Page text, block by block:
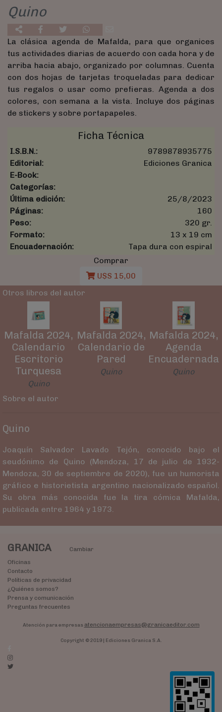
Quino
La clásica agenda de Mafalda, para que organices
tus actividades diarias de acuerdo con cada hora y de
arriba hacia abajo, organizado por columnas. Cuenta
con dos hojas de tarjetas troqueladas para dedicar
tus regalos o usar como prefieras. Agenda a dos
colores, con semana a la vista. Incluye dos páginas
de stickers y sobre portapapeles.
Ficha Técnica
I.S.B.N.:
9789878935775
Editorial:
Ediciones Granica
E-Book:
Categorías:
Última edición:
25/8/2023
Páginas:
160
Peso:
320 gr.
Formato:
13 x 19 cm
Encuadernación:
Tapa dura con espiral
Comprar
U$S 15,00
Otros libros del autor
Mafalda 2024,
Calendario
Escritorio
Turquesa
Quino
Mafalda 2024,
Calendario de
Pared
Quino
Mafalda 2024,
Agenda
Encuadernada
Quino
Sobre el autor
Quino
Joaquín Salvador Lavado Tejón,​ conocido bajo el
seudónimo de Quino (Mendoza, 17 de julio de 1932-
Mendoza, 30 de septiembre de 2020), fue un humorista
gráfico e historietista argentino nacionalizado español.
Su obra más conocida fue la tira cómica Mafalda,
publicada entre 1964 y 1973.
GRANICA
Cambiar
Oficinas
Contacto
Políticas de privacidad
¿Quiénes somos?
Prensa y comunicación
Preguntas frecuentes
Atención para empresas atencionaempresas@granicaeditor.com
Copyright © 2019 | Ediciones Granica S.A.